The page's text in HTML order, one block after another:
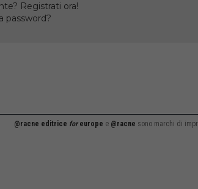
Registrati ora!
password?
@racne editrice foreurope e @racne sono marchi di